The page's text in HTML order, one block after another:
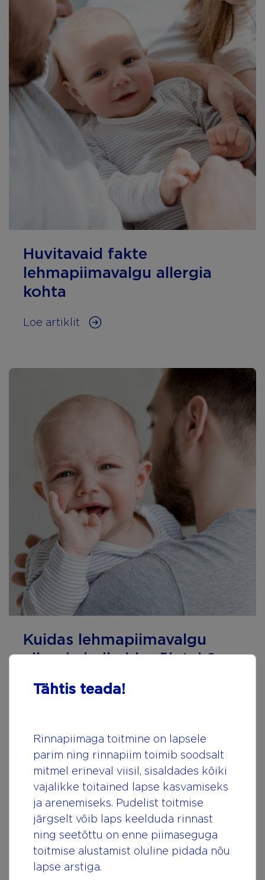
Huvitavaid fakte
lehmapiimavalgu allergia
kohta
Loe artiklit
Kuidas lehmapiimavalgu
allergia imikuid mõjutab?
Loe artiklit
Tähtis teada!
Rinnapiimaga toitmine on lapsele
parim ning rinnapiim toimib soodsalt
mitmel erineval viisil, sisaldades kõiki
vajalikke toitained lapse kasvamiseks
ja arenemiseks. Pudelist toitmise
järgselt võib laps keelduda rinnast
ning seetõttu on enne piimaseguga
toitmise alustamist oluline pidada nõu
lapse arstiga.